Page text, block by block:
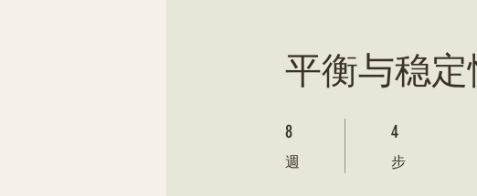
平衡与稳定
8
週
8 週 4
步
4 步